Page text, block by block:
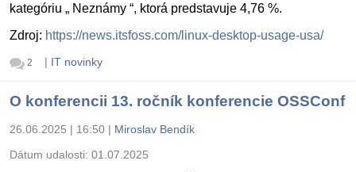
kategóriu „ Neznámy “, ktorá predstavuje 4,76 %.
Zdroj: https://news.itsfoss.com/linux-desktop-usage-usa/
2 | IT novinky
O konferencii 13. ročník konferencie OSSConf
26.06.2025 | 16:50 | Miroslav Bendík
Dátum udalosti: 01.07.2025